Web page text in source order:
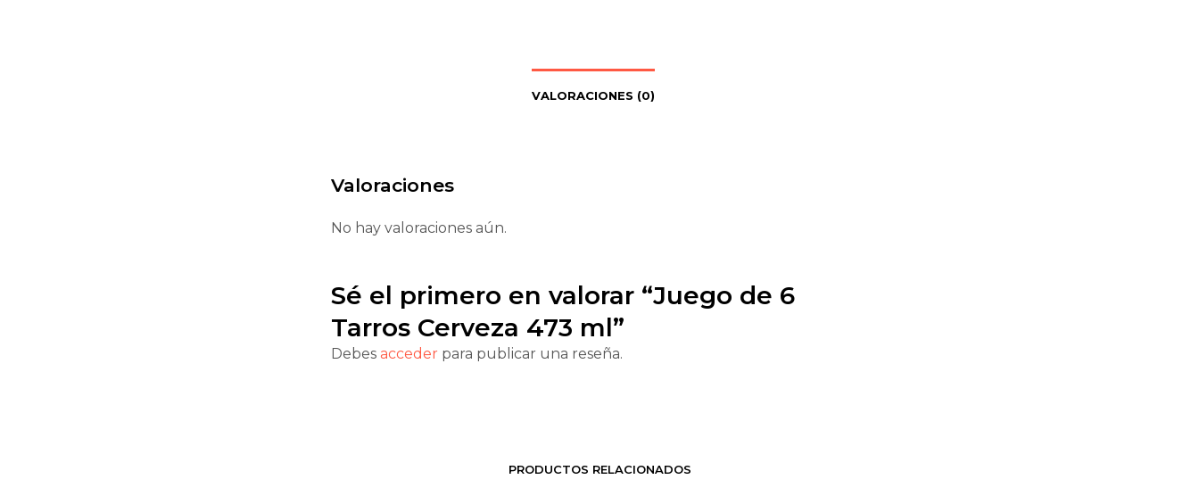
VALORACIONES (0)
Valoraciones
No hay valoraciones aún.
Sé el primero en valorar “Juego de 6
Tarros Cerveza 473 ml”
Debes acceder para publicar una reseña.
PRODUCTOS RELACIONADOS